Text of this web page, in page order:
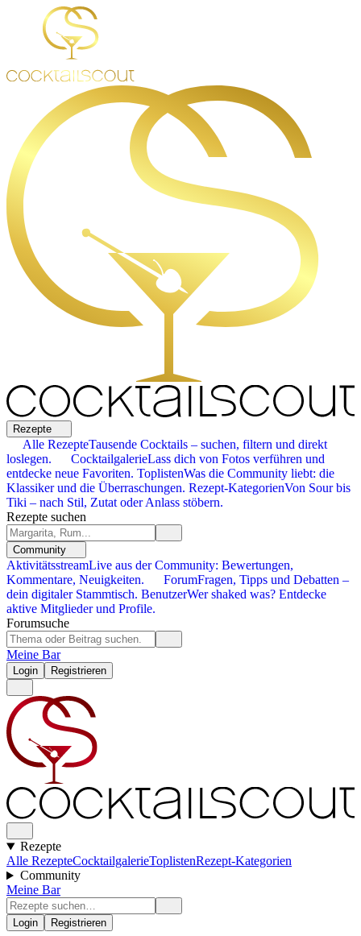
Rezepte
Alle RezepteTausende Cocktails – suchen, filtern und direkt
loslegen.
CocktailgalerieLass dich von Fotos verführen und
entdecke neue Favoriten. ToplistenWas die Community liebt: die
Klassiker und die Überraschungen. Rezept-KategorienVon Sour bis
Tiki – nach Stil, Zutat oder Anlass stöbern.
Rezepte suchen
Community
AktivitätsstreamLive aus der Community: Bewertungen,
Kommentare, Neuigkeiten.
ForumFragen, Tipps und Debatten –
dein digitaler Stammtisch. BenutzerWer shaked was? Entdecke
aktive Mitglieder und Profile.
Forumsuche
Meine Bar
Login Registrieren
Rezepte
Alle RezepteCocktailgalerieToplistenRezept-Kategorien
Community
Meine Bar
Login Registrieren